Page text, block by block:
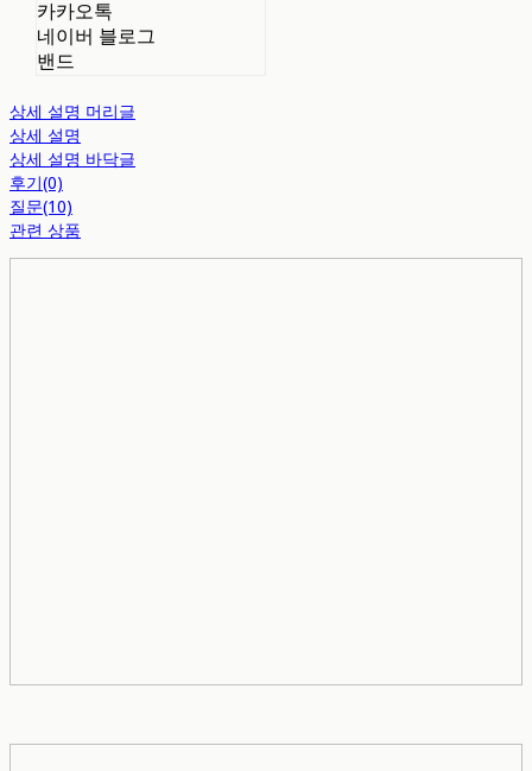
카카오톡
네이버 블로그
밴드
상세 설명 머리글
상세 설명
상세 설명 바닥글
후기(0)
질문(10)
관련 상품